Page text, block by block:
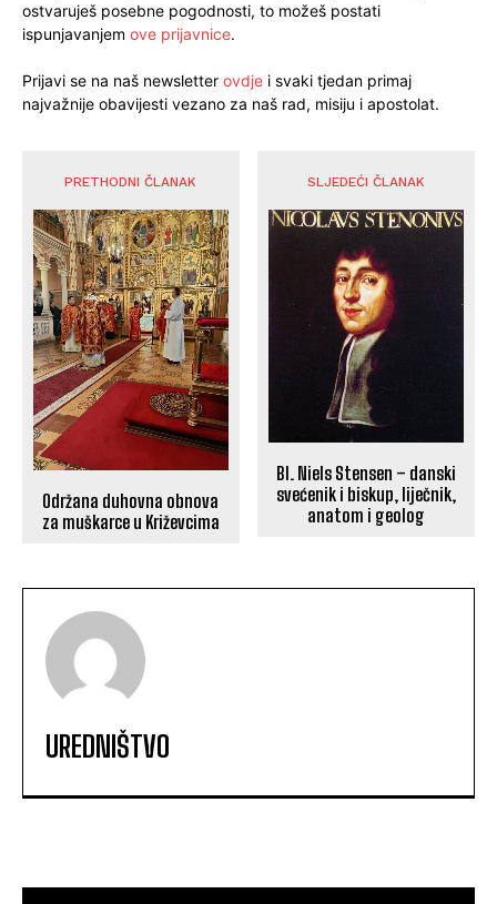
ostvaruješ posebne pogodnosti, to možeš postati
ispunjavanjem ove prijavnice.
Prijavi se na naš newsletter ovdje i svaki tjedan primaj
najvažnije obavijesti vezano za naš rad, misiju i apostolat.
PRETHODNI ČLANAK
Održana duhovna obnova
za muškarce u Križevcima
SLJEDEĆI ČLANAK
Bl. Niels Stensen – danski
svećenik i biskup, liječnik,
anatom i geolog
UREDNIŠTVO